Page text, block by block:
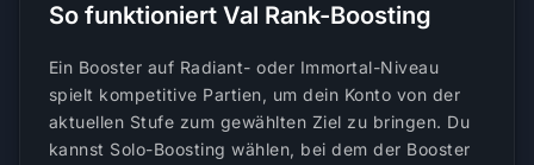
So funktioniert Val Rank-Boosting
Ein Booster auf Radiant- oder Immortal-Niveau
spielt kompetitive Partien, um dein Konto von der
aktuellen Stufe zum gewählten Ziel zu bringen. Du
kannst Solo-Boosting wählen, bei dem der Booster